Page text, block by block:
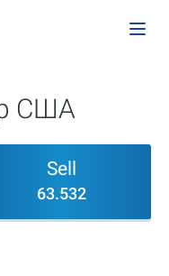
США
Sell
63.532